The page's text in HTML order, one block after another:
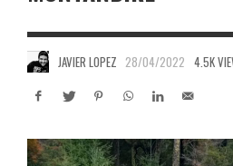
JAVIER LOPEZ 28/04/2022 4.5K